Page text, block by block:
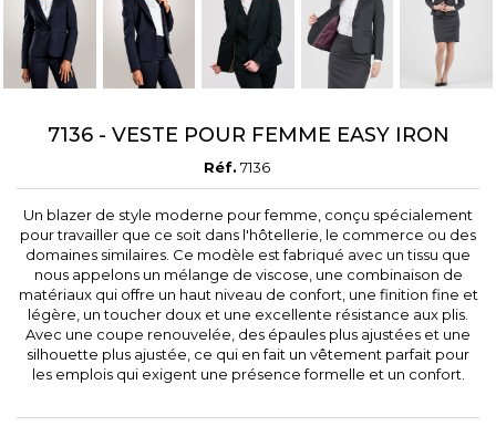
7136 - VESTE POUR FEMME EASY IRON
Réf. 7136
Un blazer de style moderne pour femme, conçu spécialement
pour travailler que ce soit dans l'hôtellerie, le commerce ou des
domaines similaires. Ce modèle est fabriqué avec un tissu que
nous appelons un mélange de viscose, une combinaison de
matériaux qui offre un haut niveau de confort, une finition fine et
légère, un toucher doux et une excellente résistance aux plis.
Avec une coupe renouvelée, des épaules plus ajustées et une
silhouette plus ajustée, ce qui en fait un vêtement parfait pour
les emplois qui exigent une présence formelle et un confort.